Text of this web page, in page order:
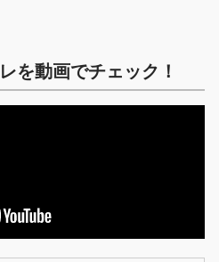
を動画でチェック！